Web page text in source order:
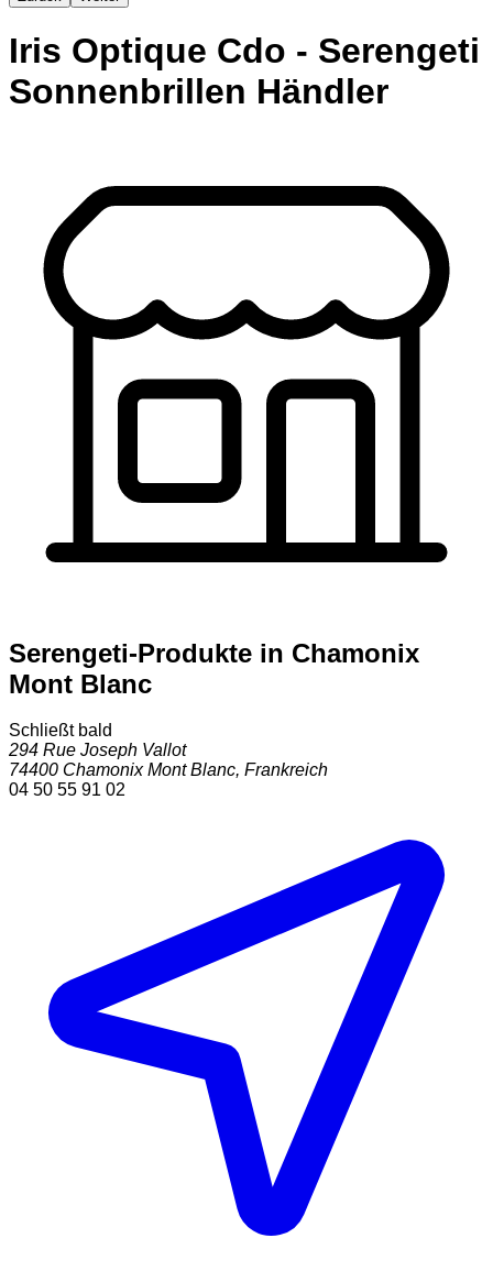
Iris Optique Cdo - Serengeti
Sonnenbrillen Händler
Serengeti-Produkte in Chamonix
Mont Blanc
Schließt bald
294 Rue Joseph Vallot
74400 Chamonix Mont Blanc, Frankreich
04 50 55 91 02